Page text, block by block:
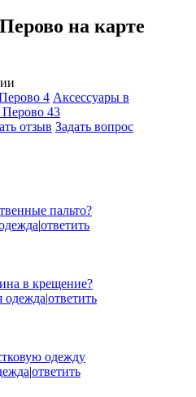
на карте
4 Аксессуары в
Перово 43
отзыв Задать вопрос
пальто?
|ответить
в крещение?
одежда|ответить
одежду
|ответить